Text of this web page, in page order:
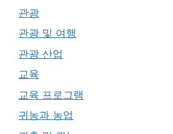
관광
관광 및 여행
관광 산업
교육
교육 프로그램
귀농과 농업